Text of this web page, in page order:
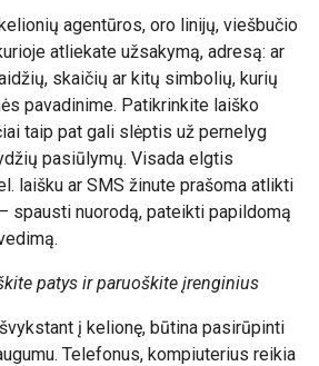
agentūros, oro linijų, viešbučio
atliekate užsakymą, adresą: ar
skaičių ar kitų simbolių, kurių
pavadinime. Patikrinkite laiško
taip pat gali slėptis už pernelyg
pasiūlymų. Visada elgtis
laišku ar SMS žinute prašoma atlikti
spausti nuorodą, pateikti papildomą
patys ir paruoškite įrenginius
į kelionę, būtina pasirūpinti
Telefonus, kompiuterius reikia